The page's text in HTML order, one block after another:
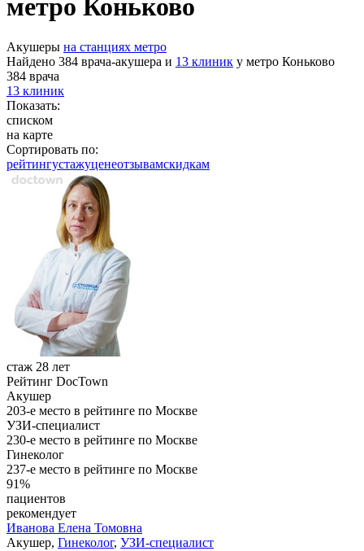
метро Коньково
Акушеры на станциях метро
Найдено 384 врача-акушера и 13 клиник у метро Коньково
384 врача
13 клиник
Показать:
списком
на карте
Сортировать по:
рейтингустажуценеотзывамcкидкам
стаж 28 лет
Рейтинг DocTown
Акушер
203-е место в рейтинге по Москве
УЗИ-специалист
230-е место в рейтинге по Москве
Гинеколог
237-е место в рейтинге по Москве
91%
пациентов
рекомендует
Иванова Елена Томовна
Акушер, Гинеколог, УЗИ-специалист